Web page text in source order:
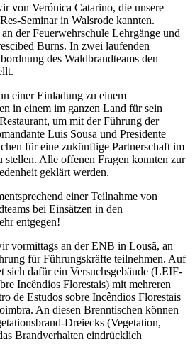
von Verónica Catarino, die unsere
Seminar in Walsrode kannten.
der Feuerwehrschule Lehrgänge und
Burns. In zwei laufenden
des Waldbrandteams den
einer Einladung zu einem
in einem im ganzen Land für sein
um mit der Führung der
Luis Sousa und Presidente
für eine zukünftige Partnerschaft im
stellen. Alle offenen Fragen konnten zur
geklärt werden.
einer Teilnahme von
bei Einsätzen in den
entgegen!
vormittags an der ENB in Lousã, an
für Führungskräfte teilnehmen. Auf
sich dafür ein Versuchsgebäude (LEIF-
Incêndios Florestais) mit mehreren
de Estudos sobre Incêndios Florestais
An diesen Brenntischen können
Dreiecks (Vegetation,
Brandverhalten eindrücklich